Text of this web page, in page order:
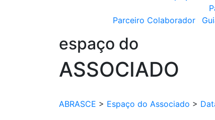
Parceiro Colaborador
espaço do
ASSOCIADO
ABRASCE > Espaço do Associado >